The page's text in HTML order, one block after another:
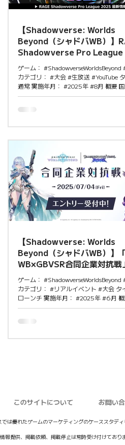
【Shadowverse: Worlds
Beyond（シャドバWB）】
Shadowverse Pro League
催
ゲーム： #ShadowverseWorldsBeyond
カテゴリ： #大会 #生放送 #YouTube
通常 実施年月： #2025年 #8月 概要 国
スポーツブランドRAGEが主催する『
ーグ戦「RAGE Shadowverse Pro
ームが「League Championship」に進
チームは賞金100万円のエキシビショ
待される。 【2025年シーズンの参加
DetonatioN FocusMe：ミル、Spicies、
F・マリノス：あぐのむ、たばた、バー
しもとゲーミング：ふぇぐ、だーよね
レバンガ北海道：Era53、Atom、
Ryu 注目ポイント 「Shadowverse:
【Shadowverse: Worlds
Beyond（シャドバWB）】「
WB×GBVSR合同企業対抗戦
ゲーム： #ShadowverseWorldsBeyond
カテゴリ： #リアルイベント #大会 タ
ローンチ 実施年月： #2025年 #6月 概
が主催する『Shadowverse: Worlds
-ライジング-（GBVSR）』の合同企業
業間交流を目的とした懇親会も開催さ
じたビジネス交流の場としても活用で
このサイトについて お問い
は優れたゲームのマーケティングのケーススタデ
報提供、掲載依頼、掲載停止は常時受け付けており